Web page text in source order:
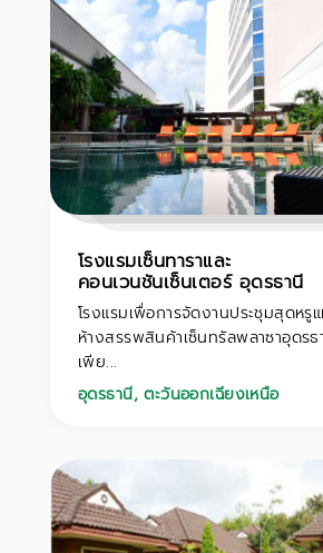
โรงแรมเซ็นทาราและ
คอนเวนชันเซ็นเตอร์ อุดรธานี
โรงแรมเพื่อการจัดงานประชุมสุดห
ห้างสรรพสินค้าเซ็นทรัลพลาซาอุดรธ
เพีย...
อุดรธานี,ตะวันออกเฉียงเหนือ